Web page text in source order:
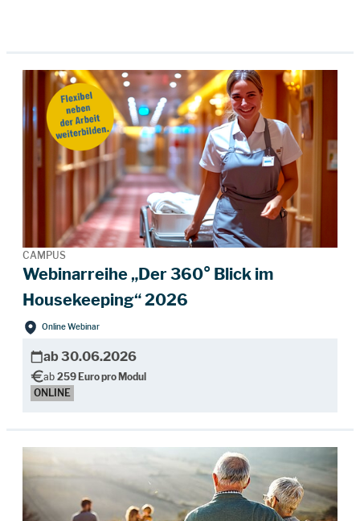
ab 30.06.2026
ab 259 Euro pro Modul
ONLINE
CAMPUS
Webinarreihe „Der 360° Blick im
Housekeeping“ 2026
Online Webinar